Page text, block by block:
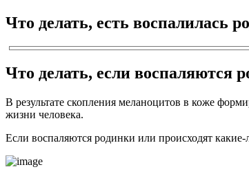
Что делать, есть воспалилась
Что делать, если
В результате скопления меланоцитов в коже
жизни человека.
Если воспаляются родинки или происходят